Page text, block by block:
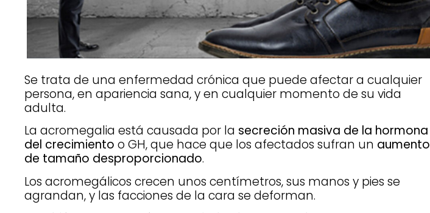
Se trata de una enfermedad crónica que puede afectar a cualquier
persona, en apariencia sana, y en cualquier momento de su vida
adulta.
La acromegalia está causada por la secreción masiva de la hormona
del crecimiento o GH, que hace que los afectados sufran un aumento
de tamaño desproporcionado.
Los acromegálicos crecen unos centímetros, sus manos y pies se
agrandan, y las facciones de la cara se deforman.